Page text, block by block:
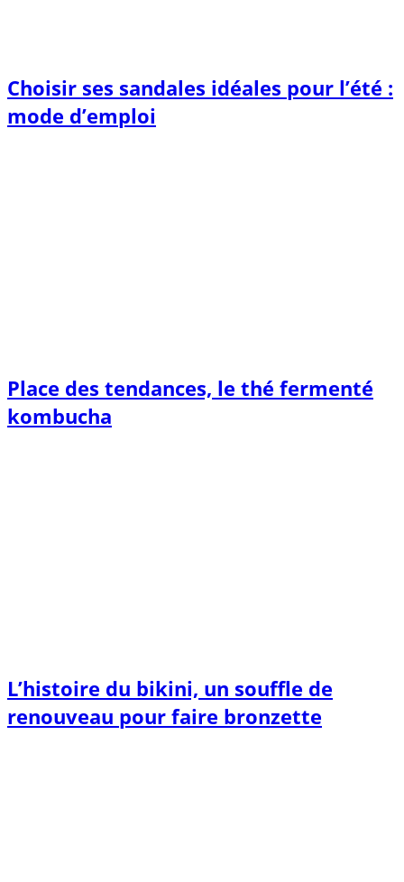
Choisir ses sandales idéales pour l’été :
mode d’emploi
Place des tendances, le thé fermenté
kombucha
L’histoire du bikini, un souffle de
renouveau pour faire bronzette